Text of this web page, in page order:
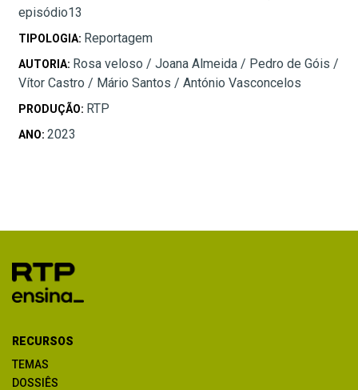
episódio13
TIPOLOGIA: Reportagem
AUTORIA: Rosa veloso / Joana Almeida / Pedro de Góis /
Vítor Castro / Mário Santos / António Vasconcelos
PRODUÇÃO: RTP
ANO: 2023
RECURSOS
TEMAS
DOSSIÊS